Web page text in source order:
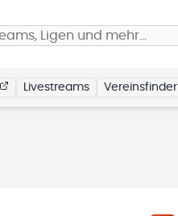
Ligen und mehr…
Livestreams Vereinsfinder